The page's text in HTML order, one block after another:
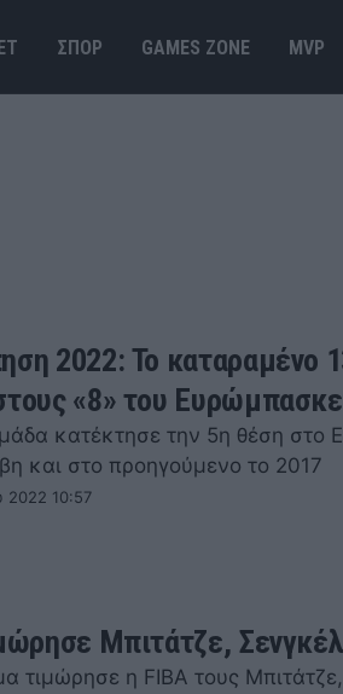
ΣΠΟΡ GAMES ΖΟΝΕ MVP
2022: Το καταραμένο
«8» του
κατέκτησε την 5η θέση στο
και στο προηγούμενο το 2017
2022 10:57
Μπιτάτζε,
τιμώρησε η FIBA τους